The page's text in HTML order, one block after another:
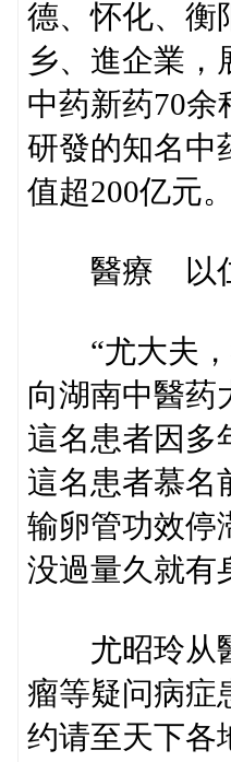
德、怀化、衡
乡、進企業，
中药新药70余
研發的知名中
值超200亿元。
醫療 以仁
“尤大夫，
向湖南中醫药
這名患者因多
這名患者慕名
输卵管功效停
没過量久就有
尤昭玲从醫
瘤等疑问病症
约请至天下各